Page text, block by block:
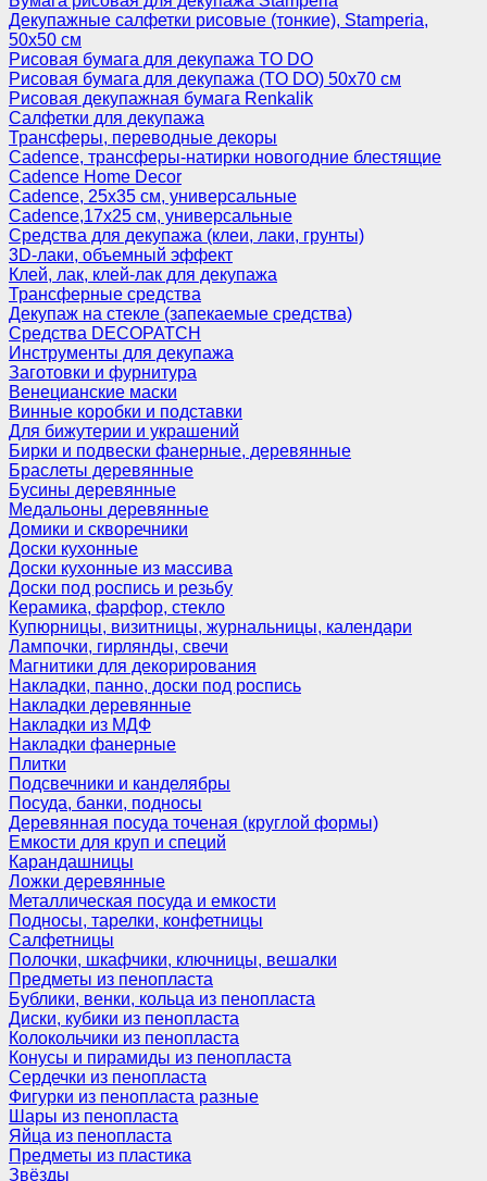
Декупажные салфетки рисовые (тонкие), Stamperia,
50х50 см
Рисовая бумага для декупажа TO DO
Рисовая бумага для декупажа (TO DO) 50х70 см
Рисовая декупажная бумага Renkalik
Салфетки для декупажа
Трансферы, переводные декоры
Cadence, трансферы-натирки новогодние блестящие
Cadence Home Decor
Cadence, 25х35 см, универсальные
Cadence,17х25 см, универсальные
Средства для декупажа (клеи, лаки, грунты)
3D-лаки, объемный эффект
Клей, лак, клей-лак для декупажа
Трансферные средства
Декупаж на стекле (запекаемые средства)
Средства DECOPATCH
Инструменты для декупажа
Заготовки и фурнитура
Венецианские маски
Винные коробки и подставки
Для бижутерии и украшений
Бирки и подвески фанерные, деревянные
Браслеты деревянные
Бусины деревянные
Медальоны деревянные
Домики и скворечники
Доски кухонные
Доски кухонные из массива
Доски под роспись и резьбу
Керамика, фарфор, стекло
Купюрницы, визитницы, журнальницы, календари
Лампочки, гирлянды, свечи
Магнитики для декорирования
Накладки, панно, доски под роспись
Накладки деревянные
Накладки из МДФ
Накладки фанерные
Плитки
Подсвечники и канделябры
Посуда, банки, подносы
Деревянная посуда точеная (круглой формы)
Емкости для круп и специй
Карандашницы
Ложки деревянные
Металлическая посуда и емкости
Подносы, тарелки, конфетницы
Салфетницы
Полочки, шкафчики, ключницы, вешалки
Предметы из пенопласта
Бублики, венки, кольца из пенопласта
Диски, кубики из пенопласта
Колокольчики из пенопласта
Конусы и пирамиды из пенопласта
Сердечки из пенопласта
Фигурки из пенопласта разные
Шары из пенопласта
Яйца из пенопласта
Предметы из пластика
Звёзды